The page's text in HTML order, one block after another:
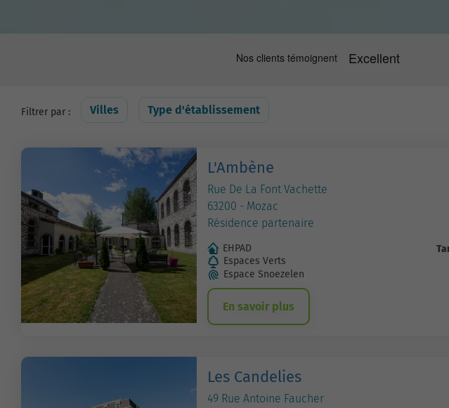
Filtrer par : Villes Type d'établissement
L'Ambène
Rue De La Font Vachette
63200 - Mozac
Résidence partenaire
EHPAD
Espaces Verts
Espace Snoezelen
En savoir plus
Les Candelies
49 Rue Antoine Faucher